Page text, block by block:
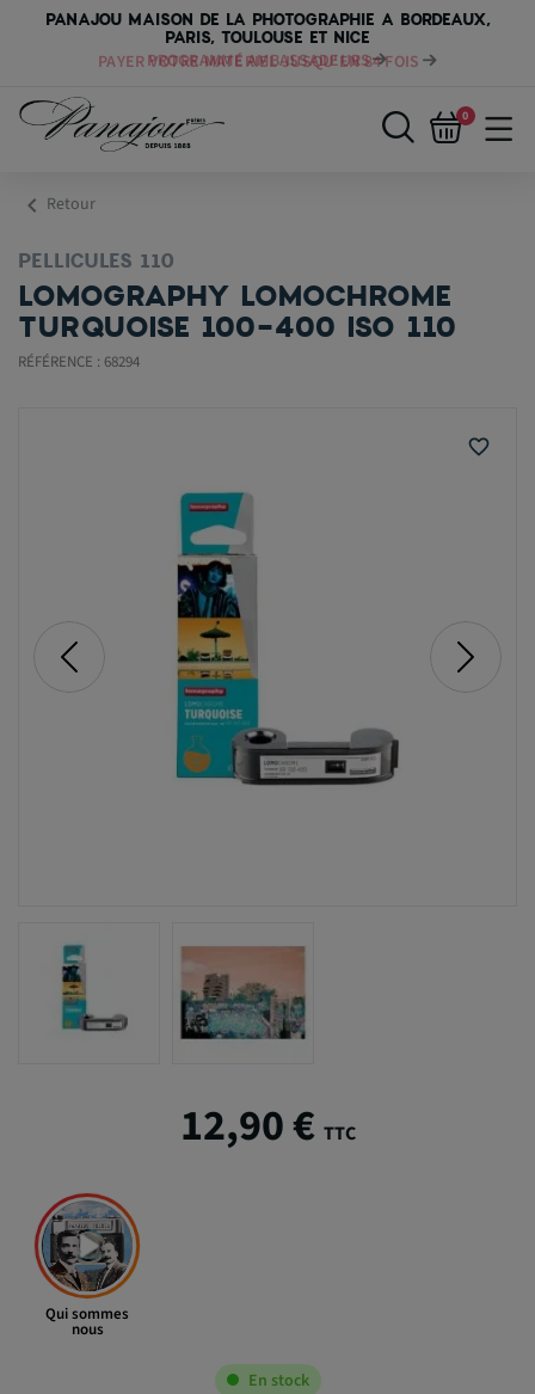
PANAJOU MAISON DE LA PHOTOGRAPHIE A BORDEAUX,
PARIS, TOULOUSE ET NICE
PAYER VOTRE MATÉRIEL JUSQU'EN 84 FOIS
0
chevron_left Retour
PELLICULES 110
LOMOGRAPHY LOMOCHROME
TURQUOISE 100-400 ISO 110
RÉFÉRENCE : 68294
favorite_border
12,90 € TTC
Qui sommes
nous
En stock